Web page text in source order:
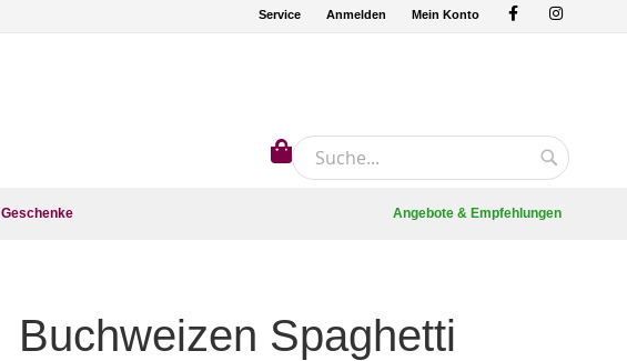
Service Anmelden Mein Konto
Suche
Mein Warenkorb
Geschenke Angebote & Empfehlungen
Buchweizen Spaghetti